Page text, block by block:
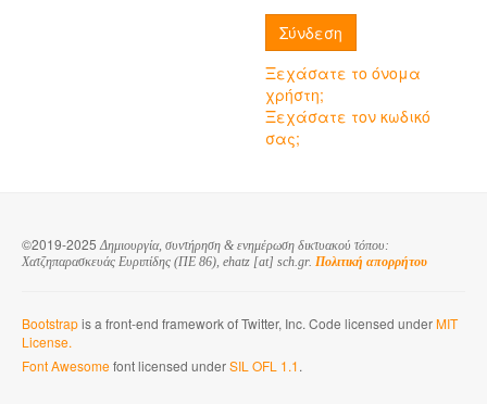
Ξεχάσατε το όνομα
χρήστη;
Ξεχάσατε τον κωδικό
σας;
©2019-2025 Δημιουργία, συντήρηση & ενημέρωση δικτυακού τόπου:
Χατζηπαρασκευάς Ευριπίδης (ΠΕ 86), ehatz [at] sch.gr. Πολιτική απορρήτου
Bootstrapis a front-end framework of Twitter, Inc. Code licensed underMIT
License.
Font Awesomefont licensed underSIL OFL 1.1.